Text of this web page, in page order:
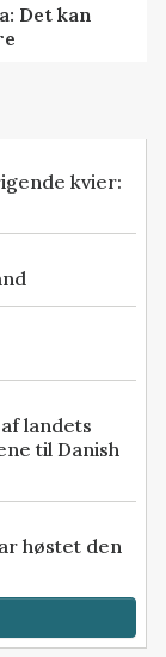
Det kan
kvier:
landets
til Danish
høstet den